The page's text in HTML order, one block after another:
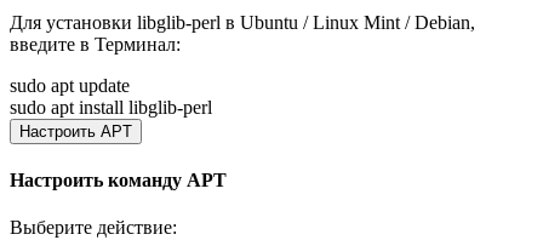
Для установки libglib-perl в Ubuntu / Linux Mint / Debian,
введите в Терминал:
sudo apt update
sudo apt install libglib-perl
Настроить APT
Настроить команду APT
Выберите действие: